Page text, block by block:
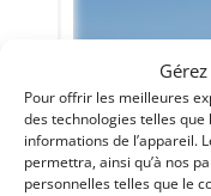
Pour offrir les meilleures
des technologies telles
informations de l’appareil.
permettra, ainsi qu’à nos
personnelles telles que le